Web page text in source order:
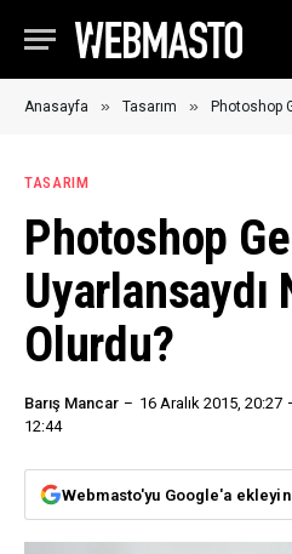
Anasayfa » Tasarım » Photoshop
TASARIM
Photoshop
Uyarlansaydı
Olurdu?
Barış Mancar 16 Aralık 2015, 20:27
12:44
Webmasto'yu Google'a ekleyin